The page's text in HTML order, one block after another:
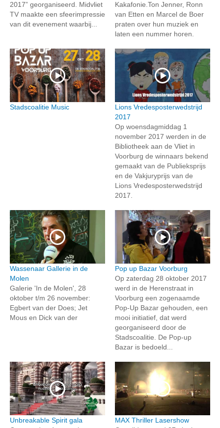
2017” georganiseerd. Midvliet
TV maakte een sfeerimpressie
van dit evenement waarbij...
Kakafonie.Ton Jenner, Ronn
van Etten en Marcel de Boer
praten over hun muziek en
laten een nummer horen.
Stadscoalitie Music
Lions Vredesposterwedstrijd
2017
Op woensdagmiddag 1
november 2017 werden in de
Bibliotheek aan de Vliet in
Voorburg de winnaars bekend
gemaakt van de Publieksprijs
en de Vakjuryprijs van de
Lions Vredesposterwedstrijd
2017.
Wassenaar Gallerie in de
Molen
Galerie 'In de Molen', 28
oktober t/m 26 november:
Egbert van der Does; Jet
Mous en Dick van der
Pop up Bazar Voorburg
Op zaterdag 28 oktober 2017
werd in de Herenstraat in
Voorburg een zogenaamde
Pop-Up Bazar gehouden, een
mooi initiatief, dat werd
georganiseerd door de
Stadscoalitie. De Pop-up
Bazar is bedoeld...
Unbreakable Spirit gala
MAX Thriller Lasershow